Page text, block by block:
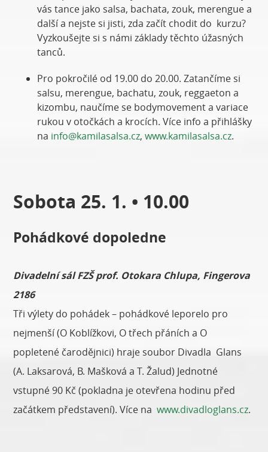
vás tance jako salsa, bachata, zouk, merengue a
další a nejste si jisti, zda začít chodit do kurzu?
Vyzkoušejte si s námi základy těchto úžasných
tanců.
Pro pokročilé od 19.00 do 20.00. Zatančíme si
salsu, merengue, bachatu, zouk, reggaeton a
kizombu, naučíme se bodymovement a variace
rukou v otočkách a krocích. Více info a přihlášky
na info@kamilasalsa.cz,www.kamilasalsa.cz.
Sobota 25. 1. • 10.00
Pohádkové dopoledne
Divadelní sál FZŠ prof. Otokara Chlupa, Fingerova
2186
Tři výlety do pohádek – pohádkové leporelo pro
nejmenší (O Koblížkovi, O třech přáních a O
popletené čarodějnici) hraje soubor Divadla Glans
(A. Laksarová, B. Mašková a T. Žalud) Jednotné
vstupné 90 Kč (pokladna je otevřena hodinu před
začátkem představení). Více nawww.divadloglans.cz.